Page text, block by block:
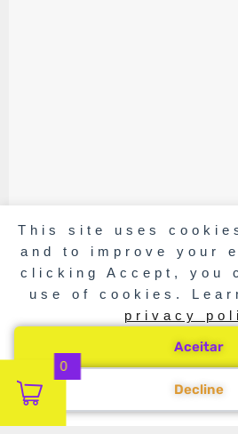
This site uses
and to improve your
clicking Accept, you
use of cookies.
privacy
Aceitar
Decline
0